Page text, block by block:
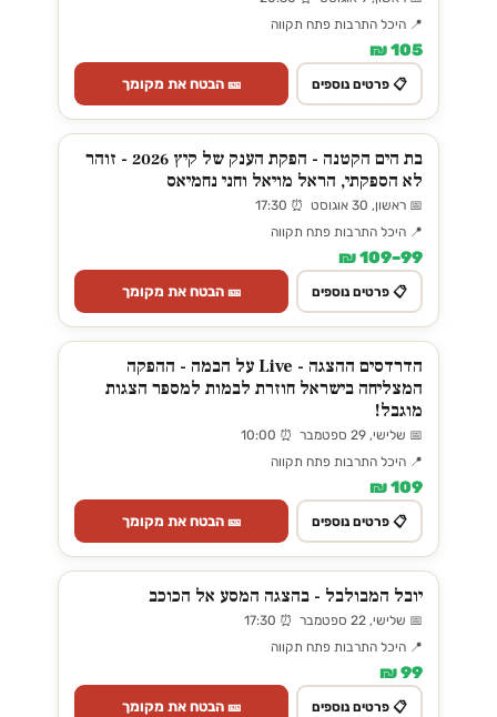
📍 היכל התרבות פתח תקווה
105 ₪
📋 פרטים נוספים 🎫 הבטח את מקומך
בת הים הקטנה - הפקת הענק של קיץ 2026 - זוהר
לא הספקתי, הראל מויאל וחני נחמיאס
📅 ראשון, 30 אוגוסט ⏰ 17:30
📍 היכל התרבות פתח תקווה
99–109 ₪
📋 פרטים נוספים 🎫 הבטח את מקומך
הדרדסים ההצגה - Live על הבמה - ההפקה
המצליחה בישראל חוזרת לבמות למספר הצגות
מוגבל!
📅 שלישי, 29 ספטמבר ⏰ 10:00
📍 היכל התרבות פתח תקווה
109 ₪
📋 פרטים נוספים 🎫 הבטח את מקומך
יובל המבולבל - בהצגה המסע אל הכוכב
📅 שלישי, 22 ספטמבר ⏰ 17:30
📍 היכל התרבות פתח תקווה
99 ₪
📋 פרטים נוספים 🎫 הבטח את מקומך